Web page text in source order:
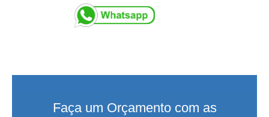
Faça um Orçamento com as